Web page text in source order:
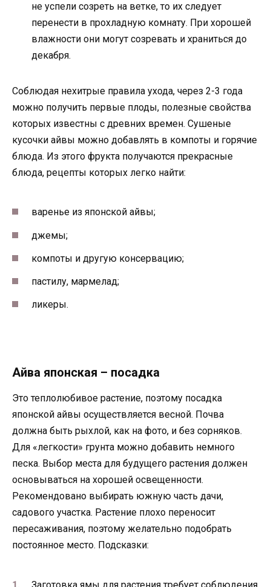
не успели созреть на ветке, то их следует
перенести в прохладную комнату. При хорошей
влажности они могут созревать и храниться до
декабря.
Соблюдая нехитрые правила ухода, через 2-3 года
можно получить первые плоды, полезные свойства
которых известны с древних времен. Сушеные
кусочки айвы можно добавлять в компоты и горячие
блюда. Из этого фрукта получаются прекрасные
блюда, рецепты которых легко найти:
варенье из японской айвы;
джемы;
компоты и другую консервацию;
пастилу, мармелад;
ликеры.
Айва японская – посадка
Это теплолюбивое растение, поэтому посадка
японской айвы осуществляется весной. Почва
должна быть рыхлой, как на фото, и без сорняков.
Для «легкости» грунта можно добавить немного
песка. Выбор места для будущего растения должен
основываться на хорошей освещенности.
Рекомендовано выбирать южную часть дачи,
садового участка. Растение плохо переносит
пересаживания, поэтому желательно подобрать
постоянное место. Подсказки: